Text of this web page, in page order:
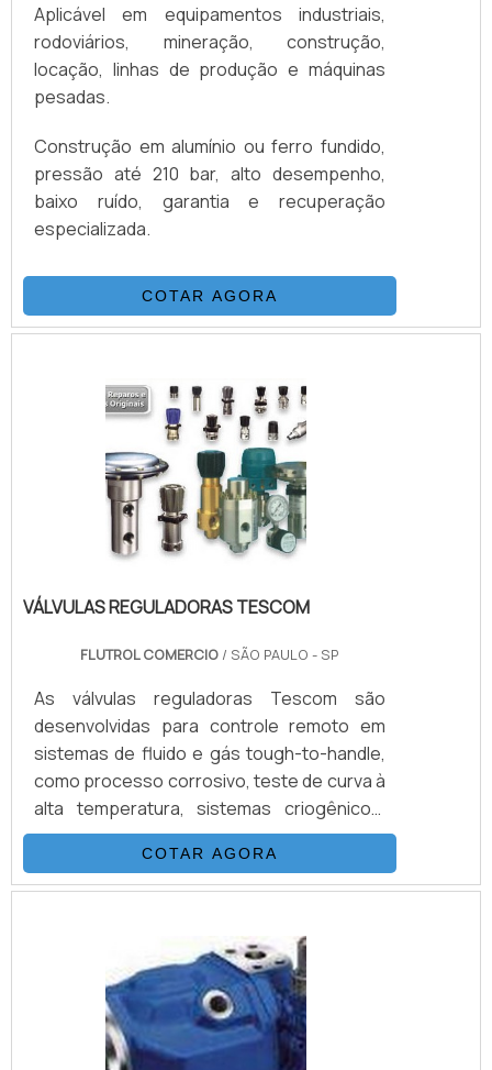
Aplicável em equipamentos industriais,
rodoviários, mineração, construção,
locação, linhas de produção e máquinas
pesadas.
Construção em alumínio ou ferro fundido,
pressão até 210 bar, alto desempenho,
baixo ruído, garantia e recuperação
especializada.
COTAR AGORA
VÁLVULAS REGULADORAS TESCOM
FLUTROL COMERCIO / SÃO PAULO - SP
As válvulas reguladoras Tescom são
desenvolvidas para controle remoto em
sistemas de fluido e gás tough-to-handle,
como processo corrosivo, teste de curva à
alta temperatura, sistemas criogênicos,
amostragem de geradores de vapor, e
ambientes arriscados. Vale destacar que
os produtos são virtualmente livres de
em áreas de acesso restrito. Além disso, o
tamanho compacto e peso dessas
unidades permitem instalação onde o
espaço e peso trariam dificuldades.INFO.
COTAR AGORA